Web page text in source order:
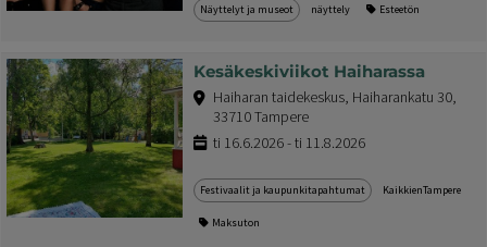
Näyttelyt ja museot näyttely Esteetön
Kesäkeskiviikot Haiharassa
Haiharan taidekeskus, Haiharankatu 30,
33710 Tampere
ti 16.6.2026 - ti 11.8.2026
Festivaalit ja kaupunkitapahtumat KaikkienTampere
Maksuton